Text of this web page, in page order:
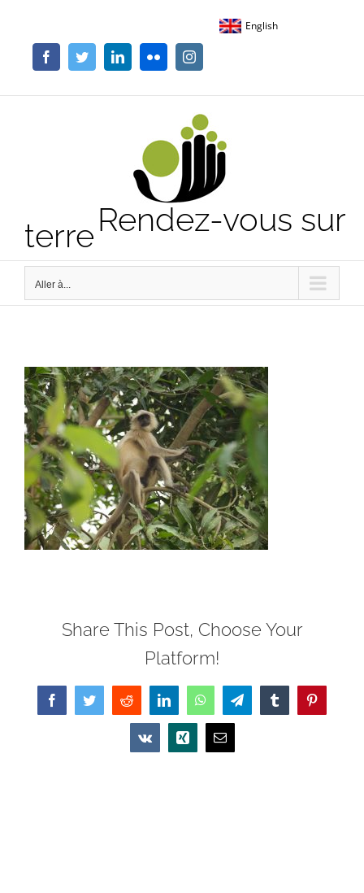
contenu
English
FacebookTwitterLinkedInFlickr Instagram
Rendez-vous sur
terre
Aller à...
Share This Post, Choose Your
Platform!
FacebookTwitterReddit LinkedInWhatsAppTelegramTumblrPinterest
Vk Xing Email